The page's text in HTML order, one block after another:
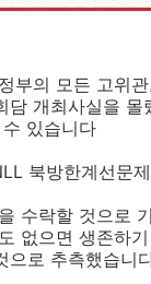
부의 모든 고위
담 개최사실을
있습니다
북방한계선문
수락할 것으로
없으면 생존하
으로 추측했습니